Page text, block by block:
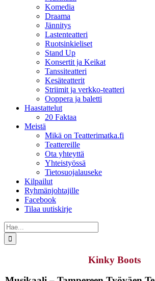
Komedia
Draama
Jännitys
Lastenteatteri
Ruotsinkieliset
Stand Up
Konsertit ja Keikat
Tanssiteatteri
Kesäteatterit
Striimit ja verkko-teatteri
Ooppera ja baletti
Haastattelut
20 Faktaa
Meistä
Mikä on Teatterimatka.fi
Teattereille
Ota yhteyttä
Yhteistyössä
Tietosuojalauseke
Kilpailut
Ryhmänjohtajille
Facebook
Tilaa uutiskirje
Etsi
...
Kinky Boots